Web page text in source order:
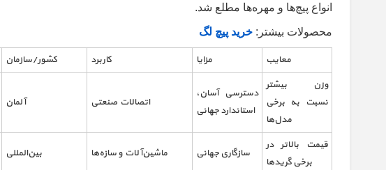
انواع پیچ‌ها و مهره‌ها مطلع شد.
محصولات بیشتر: خرید پیچ لگ
کشور/سازمان کاربرد مزایا معایب
آلمان اتصالات صنعتی
دسترسی آسان،
استاندارد جهانی
وزن بیشتر
نسبت به برخی
مدل‌ها
بین‌المللی ماشین‌آلات و سازه‌ها سازگاری جهانی
قیمت بالاتر در
برخی گریدها